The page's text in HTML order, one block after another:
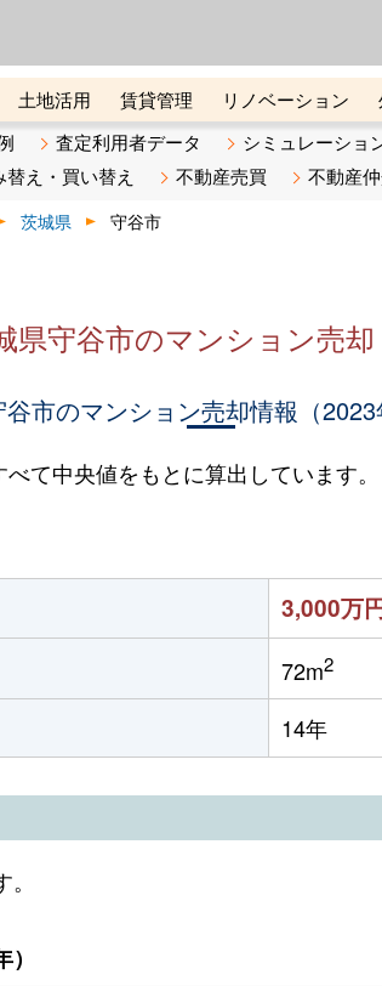
土地活用 賃貸管理 リノベーション
座 リビンマガジンBiz 不動産売却ご相
査定利用者データ
シミュレーショ
替え・買い替え 不動産売買 不動産
茨城県 守谷市
県守谷市のマンション売却
市のマンション売却情報（2023
て中央値をもとに算出しています。
3,000万
72m2
14年